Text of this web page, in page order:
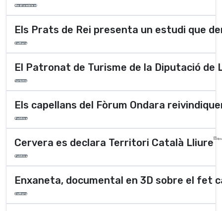
Medi ambient
Els Prats de Rei presenta un estudi que
Cultura
El Patronat de Turisme de la Diputació
Turisme
Els capellans del Fòrum Ondara
Polí­tica
Cervera es declara Territori Català Lliure
Polí­tica
Enxaneta, documental en 3D sobre el fet
Cultura